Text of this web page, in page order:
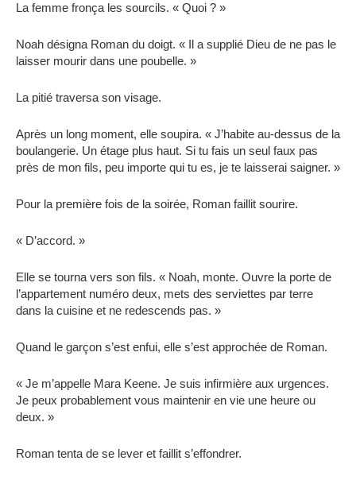
La femme fronça les sourcils. « Quoi ? »
Noah désigna Roman du doigt. « Il a supplié Dieu de ne pas le
laisser mourir dans une poubelle. »
La pitié traversa son visage.
Après un long moment, elle soupira. « J’habite au-dessus de la
boulangerie. Un étage plus haut. Si tu fais un seul faux pas
près de mon fils, peu importe qui tu es, je te laisserai saigner. »
Pour la première fois de la soirée, Roman faillit sourire.
« D’accord. »
Elle se tourna vers son fils. « Noah, monte. Ouvre la porte de
l’appartement numéro deux, mets des serviettes par terre
dans la cuisine et ne redescends pas. »
Quand le garçon s’est enfui, elle s’est approchée de Roman.
« Je m’appelle Mara Keene. Je suis infirmière aux urgences.
Je peux probablement vous maintenir en vie une heure ou
deux. »
Roman tenta de se lever et faillit s’effondrer.